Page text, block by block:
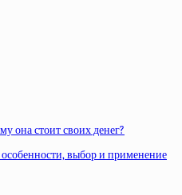
она стоит своих денег?
выбор и применение